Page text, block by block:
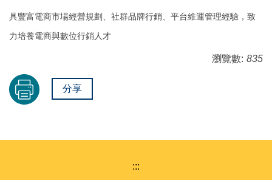
具豐富電商市場經營規劃、社群品牌行銷、平台維運管理經驗，致
力培養電商與數位行銷人才
瀏覽數: 835
分享
:::